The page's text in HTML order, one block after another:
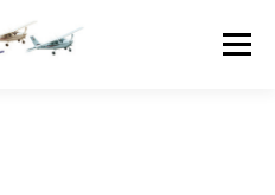
Menü